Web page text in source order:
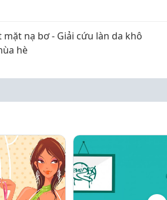
mặt nạ bơ - Giải cứu làn da khô
hè